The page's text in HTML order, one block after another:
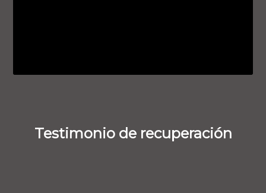
Testimonio de recuperación